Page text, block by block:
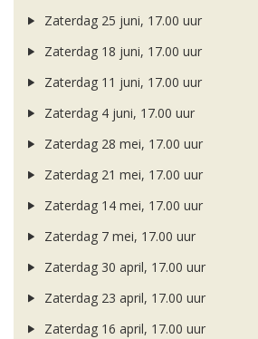
Zaterdag 25 juni, 17.00 uur
Zaterdag 18 juni, 17.00 uur
Zaterdag 11 juni, 17.00 uur
Zaterdag 4 juni, 17.00 uur
Zaterdag 28 mei, 17.00 uur
Zaterdag 21 mei, 17.00 uur
Zaterdag 14 mei, 17.00 uur
Zaterdag 7 mei, 17.00 uur
Zaterdag 30 april, 17.00 uur
Zaterdag 23 april, 17.00 uur
Zaterdag 16 april, 17.00 uur